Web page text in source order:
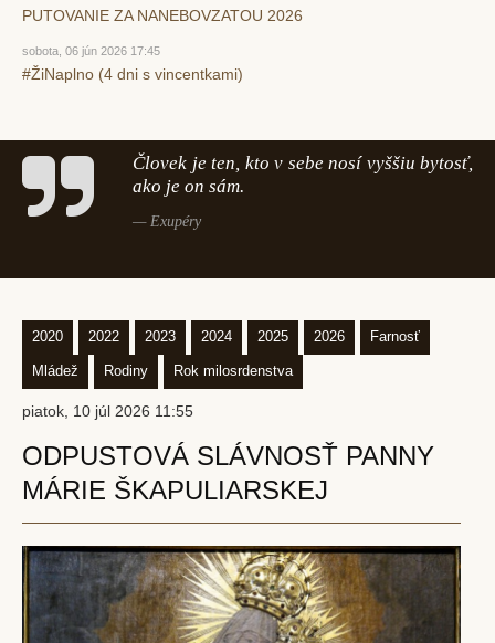
PUTOVANIE ZA NANEBOVZATOU 2026
sobota, 06 jún 2026 17:45
#ŽiNaplno (4 dni s vincentkami)
Človek je ten, kto v sebe nosí vyššiu bytosť,
ako je on sám.
Exupéry
2020 2022 2023 2024 2025 2026 Farnosť
Mládež Rodiny Rok milosrdenstva
piatok, 10 júl 2026 11:55
ODPUSTOVÁ SLÁVNOSŤ PANNY
MÁRIE ŠKAPULIARSKEJ